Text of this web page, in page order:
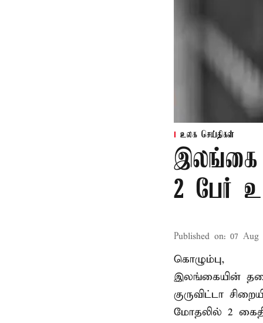
உலக செய்திகள்
இலங்கை
2 பேர்
Published on: 07 Aug
கொழும்பு,
இலங்கையின்
குருவிட்டா
மோதலில் 2